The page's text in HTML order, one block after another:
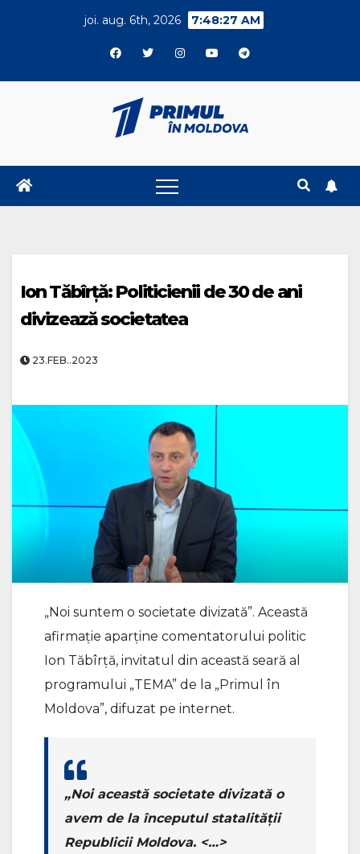
joi. aug. 6th, 2026 7:48:27 AM
Ion Tăbîrță: Politicienii de 30 de ani
divizează societatea
23.FEB..2023
„Noi suntem o societate divizată”. Această
afirmație aparține comentatorului politic
Ion Tăbîrță, invitatul din această seară al
programului „TEMA” de la „Primul în
Moldova”, difuzat pe internet.
„Noi această societate divizată o
avem de la începutul statalității
Republicii Moldova. <…>